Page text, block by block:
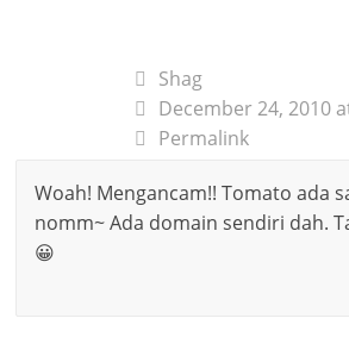
Shag
December 24, 2010
Permalink
Woah! Mengancam!! Tomato ada
nomm~ Ada domain sendiri dah.
😀